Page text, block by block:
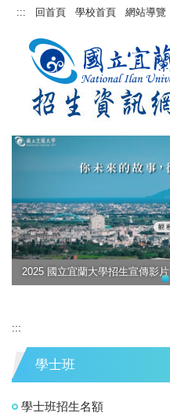
跳::: 回首頁 學校首頁 網站導覽
2025 國立宜蘭大學招生宣傳影片
:::
學士班
學士班招生名額